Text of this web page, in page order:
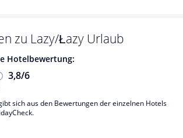
zu Lazy/Łazy Urlaub
Hotelbewertung:
3,8/6
sich aus den Bewertungen der einzelnen Hotels